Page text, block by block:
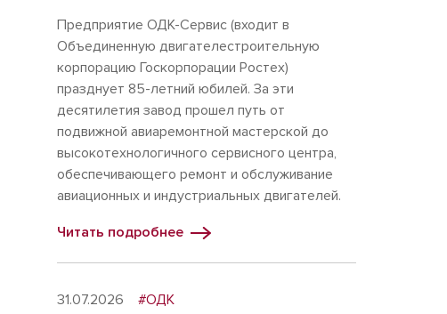
Предприятие ОДК-Сервис (входит в
Объединенную двигателестроительную
корпорацию Госкорпорации Ростех)
празднует 85-летний юбилей. За эти
десятилетия завод прошел путь от
подвижной авиаремонтной мастерской до
высокотехнологичного сервисного центра,
обеспечивающего ремонт и обслуживание
авиационных и индустриальных двигателей.
Читать подробнее
31.07.2026 #ОДК